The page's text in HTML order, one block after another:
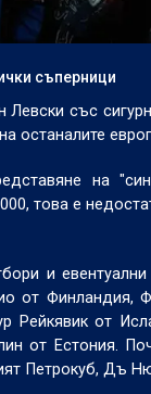
съперници
Левски със
останалите
на
това е
и
от Финландия,
Рейкявик от
от Естония.
Петрокуб, Дъ